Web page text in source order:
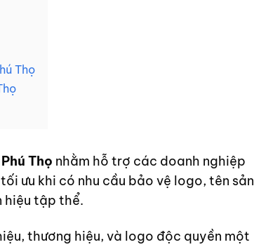
Thọ
Thọ nhằm hỗ trợ các doanh nghiệp
ưu khi có nhu cầu bảo vệ logo, tên sản
hiệu tập thể.
thương hiệu, và logo độc quyền một